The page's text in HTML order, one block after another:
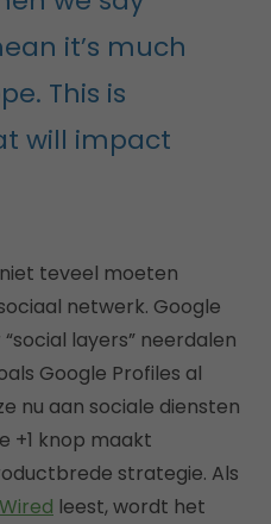
it’s much
This is
will impact
teveel moeten
netwerk. Google
layers” neerdalen
Google Profiles al
nu aan sociale diensten
+1 knop maakt
strategie. Als
leest, wordt het